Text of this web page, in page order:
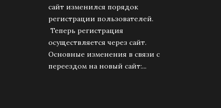
сайт изменился порядок
регистрации пользователей.
Теперь регистрация
осуществляется через сайт.
Основные изменения в связи с
переездом на новый сайт:...